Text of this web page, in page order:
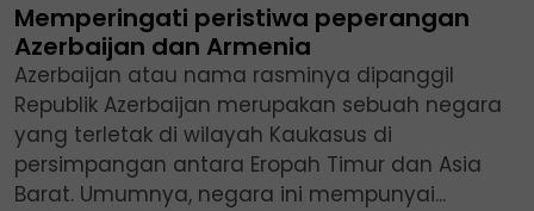
Memperingati peristiwa peperangan
Azerbaijan dan Armenia
Azerbaijan atau nama rasminya dipanggil
Republik Azerbaijan merupakan sebuah negara
yang terletak di wilayah Kaukasus di
persimpangan antara Eropah Timur dan Asia
Barat. Umumnya, negara ini mempunyai...